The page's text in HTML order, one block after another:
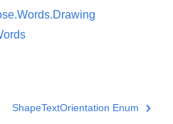
ShapeTextOrientation Enum